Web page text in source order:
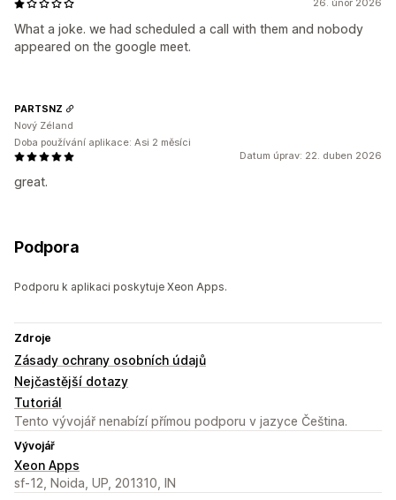
26. únor 2026
What a joke. we had scheduled a call with them and nobody
appeared on the google meet.
Datum úprav: 22. duben 2026
great.
PARTSNZ
Nový Zéland
Doba používání aplikace: Asi 2 měsíci
Podpora
Podporu k aplikaci poskytuje Xeon Apps.
Zdroje
Zásady ochrany osobních údajů
Nejčastější dotazy
Tutoriál
Tento vývojář nenabízí přímou podporu v jazyce Čeština.
Vývojář
Xeon Apps
sf-12, Noida, UP, 201310, IN